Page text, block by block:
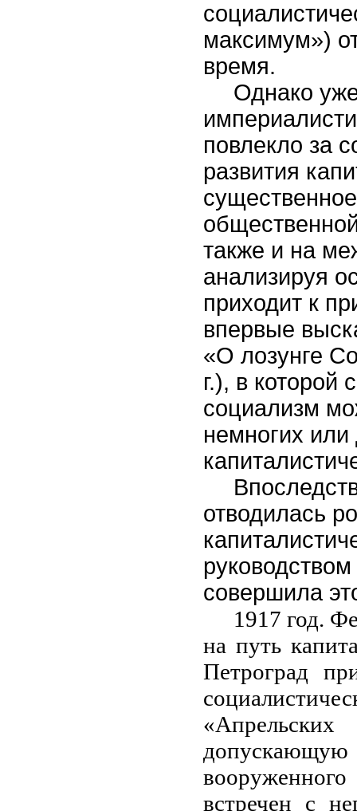
максимум»)
время.
Однако
повлекло за
развития
также и на
анализируя
приходит к
впервые
«О лозунге
г.), в которой
социализм
немногих или
отводилась
совершила
1917 год.
на путь
Петроград
допускающую
встречен с